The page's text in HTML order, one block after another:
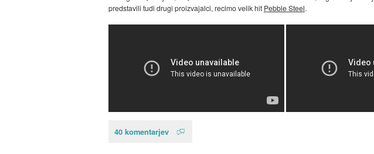
predstavili tudi drugi proizvajalci, recimo velik hit Pebble Steel.
40 komentarjev